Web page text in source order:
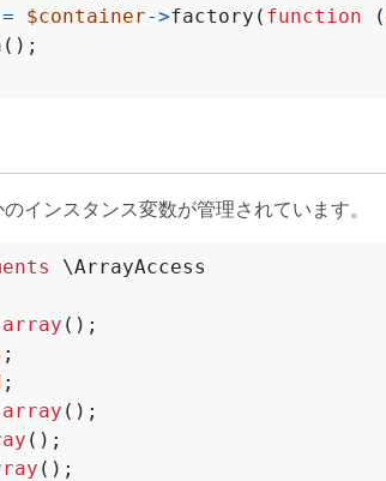
= $container->factory ( function (
();
インスタンス変数が管理されています。
\ArrayAccess
array ();
;
;
array ();
();
();